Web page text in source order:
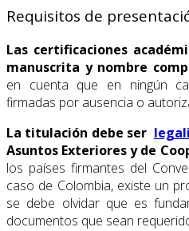
Requisitos de
Las certificaciones
manuscrita y nombre
en cuenta que en ningún
firmadas por ausencia o
La titulación debe ser
Asuntos Exteriores y de
los países firmantes del
caso de Colombia, existe un
se debe olvidar que es
documentos que sean